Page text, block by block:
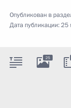
Опубликован в
Дата публикации:25
25